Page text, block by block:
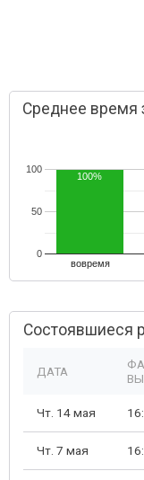
Среднее время
вовремя
0
50
100
100%
Состоявшиеся
ДАТА
Чт. 14 мая
Чт. 7 мая